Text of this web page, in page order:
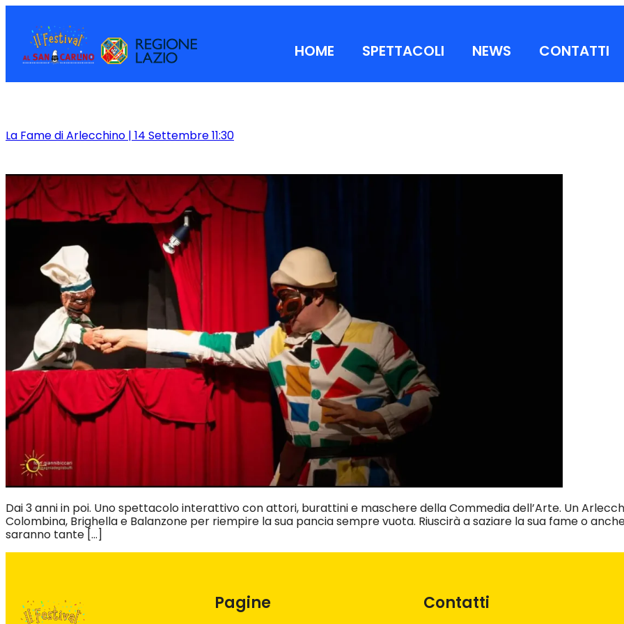
HOME SPETTACOLI NEWS CONTATTI
La Fame di Arlecchino | 14 Settembre 11:30
Dai 3 anni in poi. Uno spettacolo interattivo con attori, burattini e maschere della Commedia dell’Arte. Un
Colombina, Brighella e Balanzone per riempire la sua pancia sempre vuota. Riuscirà a saziare la sua fame o
saranno tante […]
Pagine Contatti